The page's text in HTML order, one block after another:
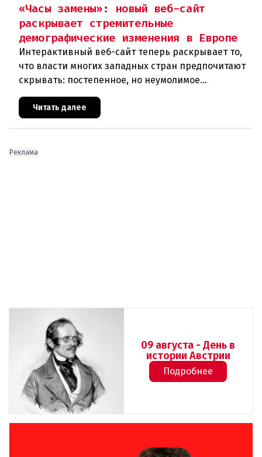
«Часы замены»: новый веб-сайт
раскрывает стремительные
демографические изменения в Европе
Интерактивный веб-сайт теперь раскрывает то,
что власти многих западных стран предпочитают
скрывать: постепенное, но неумолимое
сокращение численности населения
европейского происхождения. «Часы замен
Читать далее
Реклама
09 августа - День в
истории Австрии
Подробнее